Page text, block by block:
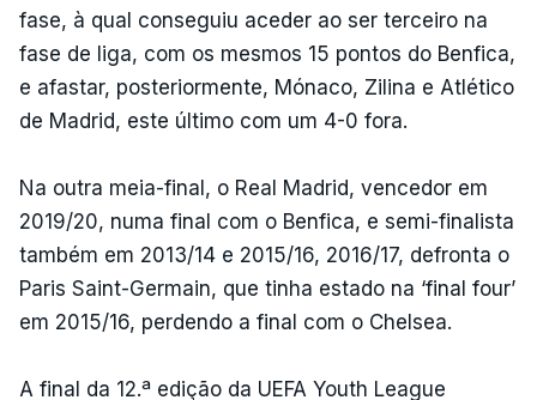
fase, à qual conseguiu aceder ao ser terceiro na
fase de liga, com os mesmos 15 pontos do Benfica,
e afastar, posteriormente, Mónaco, Zilina e Atlético
de Madrid, este último com um 4-0 fora.
Na outra meia-final, o Real Madrid, vencedor em
2019/20, numa final com o Benfica, e semi-finalista
também em 2013/14 e 2015/16, 2016/17, defronta o
Paris Saint-Germain, que tinha estado na ‘final four’
em 2015/16, perdendo a final com o Chelsea.
A final da 12.ª edição da UEFA Youth League